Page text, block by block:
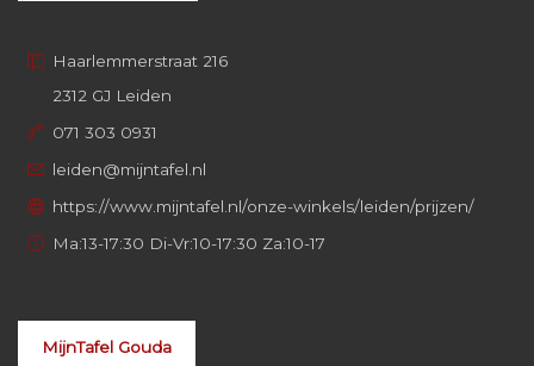
Haarlemmerstraat 216
2312 GJ Leiden
071 303 0931
leiden@mijntafel.nl
https://www.mijntafel.nl/onze-winkels/leiden/prijzen/
Ma:13-17:30 Di-Vr:10-17:30 Za:10-17
MijnTafel Gouda